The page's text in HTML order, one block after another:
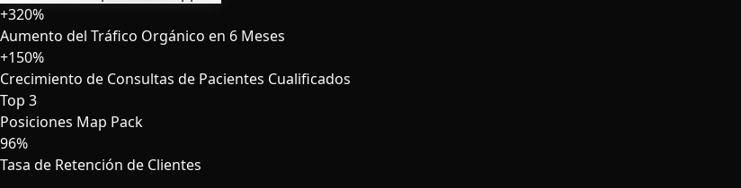
+320%
Aumento del Tráfico Orgánico en 6 Meses
+150%
Crecimiento de Consultas de Pacientes Cualificados
Top 3
Posiciones Map Pack
96%
Tasa de Retención de Clientes